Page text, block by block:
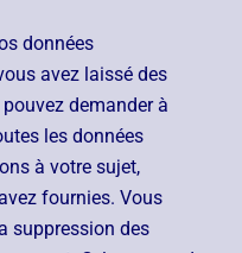
données
avez laissé des
demander à
les données
à votre sujet,
fournies. Vous
suppression des